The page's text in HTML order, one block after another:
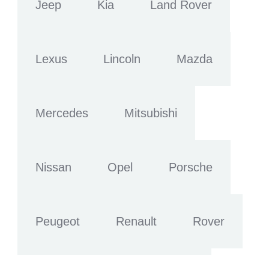
Jeep Kia Land Rover
Lexus Lincoln Mazda
Mercedes Mitsubishi
Nissan Opel Porsche
Peugeot Renault Rover